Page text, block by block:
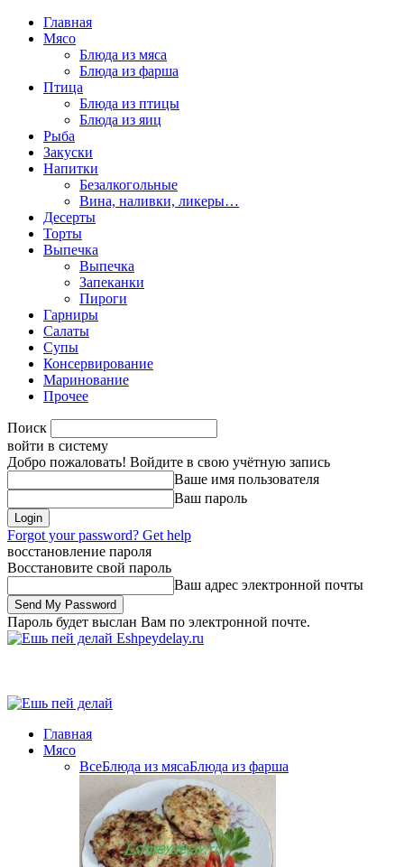
Главная
Мясо
Блюда из мяса
Блюда из фарша
Птица
Блюда из птицы
Блюда из яиц
Рыба
Закуски
Напитки
Безалкогольные
Вина, наливки, ликеры…
Десерты
Торты
Выпечка
Выпечка
Запеканки
Пироги
Гарниры
Салаты
Супы
Консервирование
Маринование
Прочее
Поиск
войти в систему
Добро пожаловать! Войдите в свою учётную запись
Ваше имя пользователя
Ваш пароль
Forgot your password? Get help
восстановление пароля
Восстановите свой пароль
Ваш адрес электронной почты
Пароль будет выслан Вам по электронной почте.
Eshpeydelay.ru
Главная
Мясо
ВсеБлюда из мясаБлюда из фарша